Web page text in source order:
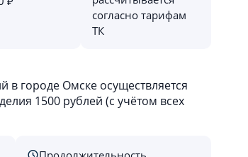
согласно тарифам
ТК
городе Омске осуществляется
1500 рублей (с учётом всех